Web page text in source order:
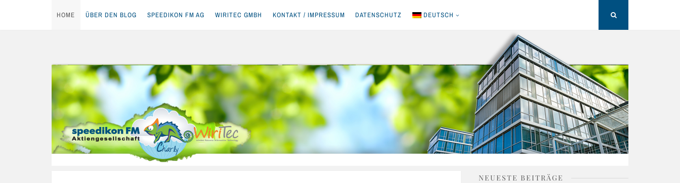
content
HOME ÜBER DEN BLOG SPEEDIKON FM AG WIRITEC GMBH KONTAKT / IMPRESSUM DATENSCHUTZ DEUTSCH
NEUESTE BEITRÄGE